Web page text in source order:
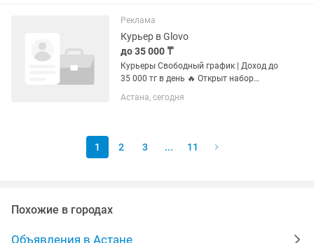
Выдача заказов доставку
Glovo,Wolt,Яндекс...
Реклама
Курьер в Glovo
до 35 000 ₸
Курьеры Свободный график | Доход до
35 000 тг в день 🔥 Открыт набор
гибким графиком и ежедневным
Астана, сегодня
1 2 3 ... 11
Похожие в городах
Объявления в Астане